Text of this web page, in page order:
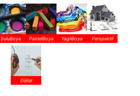
SuluBoya PastelBoya YagliBoya Perspektif
Dijital